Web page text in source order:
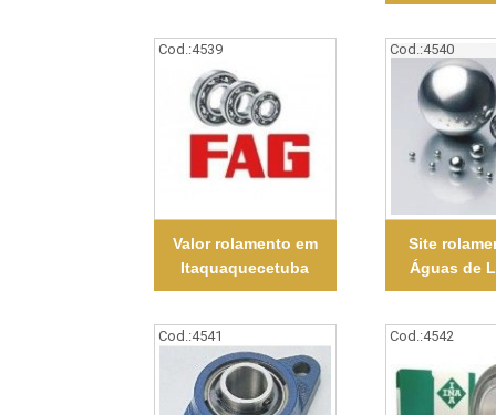
Cod.:4539
Valor rolamento em
Itaquaquecetuba
Cod.:4540
Site
Águas de
Cod.:4541 Cod.:4542